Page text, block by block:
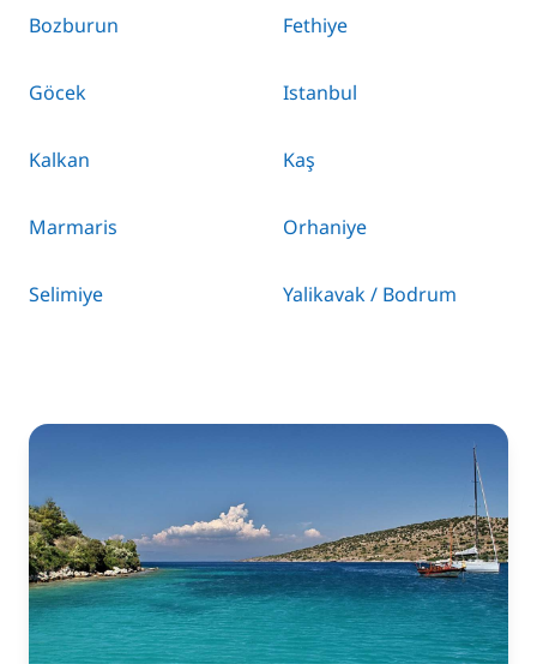
Bozburun Fethiye
Göcek Istanbul
Kalkan Kaş
Marmaris Orhaniye
Selimiye Yalikavak / Bodrum